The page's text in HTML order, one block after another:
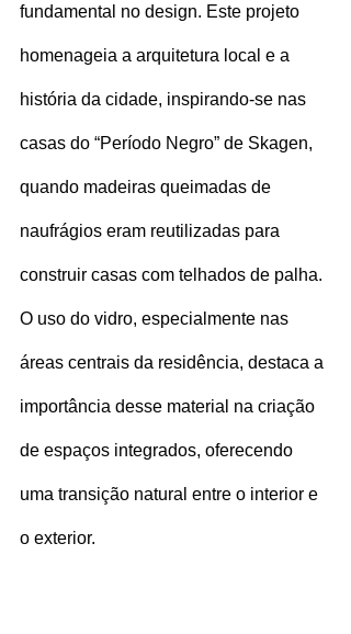
fundamental no design. Este projeto
homenageia a arquitetura local e a
história da cidade, inspirando-se nas
casas do “Período Negro” de Skagen,
quando madeiras queimadas de
naufrágios eram reutilizadas para
construir casas com telhados de palha.
O uso do vidro, especialmente nas
áreas centrais da residência, destaca a
importância desse material na criação
de espaços integrados, oferecendo
uma transição natural entre o interior e
o exterior.